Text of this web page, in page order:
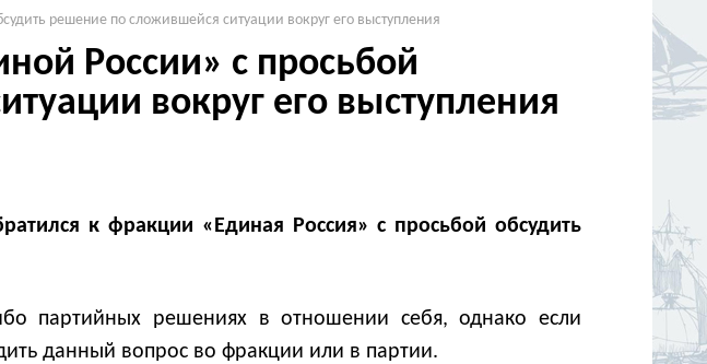
решение по сложившейся ситуации вокруг его выступления
России» с просьбой
вокруг его выступления
к фракции «Единая Россия» с просьбой обсудить
партийных решениях в отношении себя, однако если
данный вопрос во фракции или в партии.